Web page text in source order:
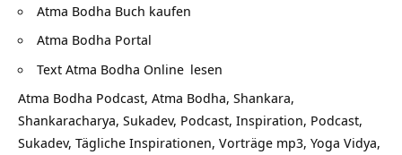
Atma Bodha Buch kaufen
Atma Bodha Portal
Text Atma Bodha Online lesen
Atma Bodha Podcast, Atma Bodha, Shankara,
Shankaracharya, Sukadev, Podcast, Inspiration, Podcast,
Sukadev, Tägliche Inspirationen, Vorträge mp3, Yoga Vidya,